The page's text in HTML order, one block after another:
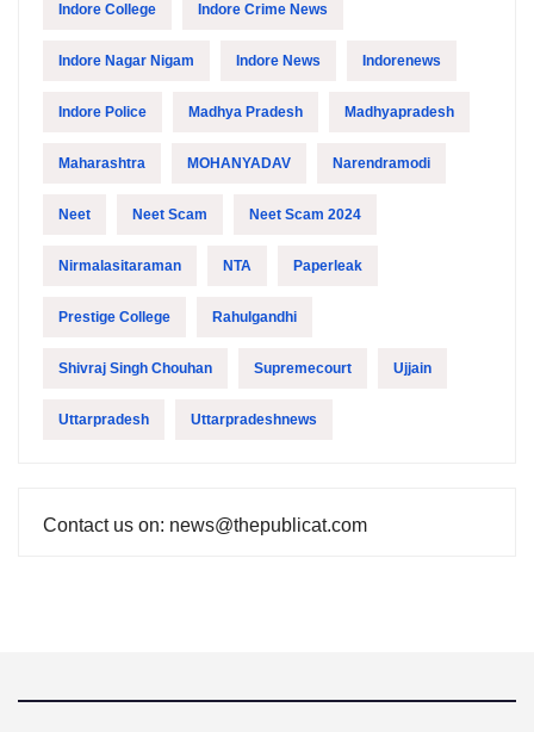
Indore College Indore Crime News
Indore Nagar Nigam Indore News Indorenews
Indore Police Madhya Pradesh Madhyapradesh
Maharashtra MOHANYADAV Narendramodi
Neet Neet Scam Neet Scam 2024
Nirmalasitaraman NTA Paperleak
Prestige College Rahulgandhi
Shivraj Singh Chouhan Supremecourt Ujjain
Uttarpradesh Uttarpradeshnews
Contact us on: news@thepublicat.com